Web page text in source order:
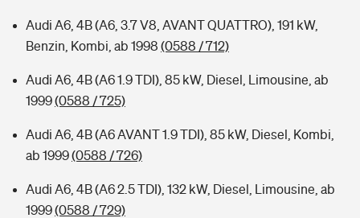
Audi A6, 4B (A6, 3.7 V8, AVANT QUATTRO), 191 kW,
Benzin, Kombi, ab 1998 (0588 / 712)
Audi A6, 4B (A6 1.9 TDI), 85 kW, Diesel, Limousine, ab
1999(0588 / 725)
Audi A6, 4B (A6 AVANT 1.9 TDI), 85 kW, Diesel, Kombi,
ab 1999(0588 / 726)
Audi A6, 4B (A6 2.5 TDI), 132 kW, Diesel, Limousine, ab
1999(0588 / 729)